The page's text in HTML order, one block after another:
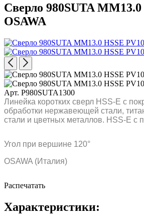
Сверло 980SUTA MM13.0
OSAWA
Арт. P980SUTA1300
Линейка коротких сверл HSS-E с
обработки нержавеющей стали,
стали и цветных металлов. HSS-E с
Угол при вершине 120°
OSAWA (Италия)
Распечатать
Характеристики: